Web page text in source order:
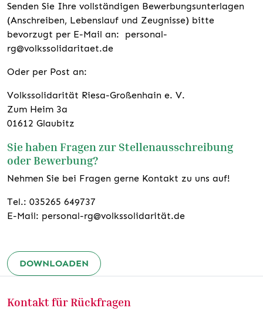
Senden Sie Ihre vollständigen Bewerbungsunterlagen
(Anschreiben, Lebenslauf und Zeugnisse) bitte
bevorzugt per E-Mail an: personal-
rg@volkssolidaritaet.de
Oder per Post an:
Volkssolidarität Riesa-Großenhain e. V.
Zum Heim 3a
01612 Glaubitz
Sie haben Fragen zur Stellenausschreibung
oder Bewerbung?
Nehmen Sie bei Fragen gerne Kontakt zu uns auf!
Tel.: 035265 649737
E-Mail: personal-rg@volkssolidarität.de
DOWNLOADEN
Kontakt für Rückfragen